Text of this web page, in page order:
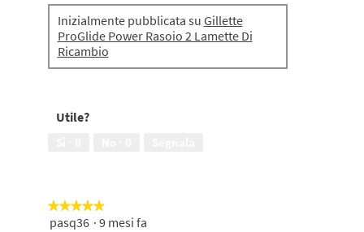
Inizialmente pubblicata su Gillette
ProGlide Power Rasoio 2 Lamette Di
Ricambio
Utile?
★★★★★
★★★★★
5
pasq36 · 9 mesi fa